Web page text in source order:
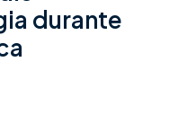
durante